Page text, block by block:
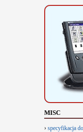
MISC
› specyfikacja